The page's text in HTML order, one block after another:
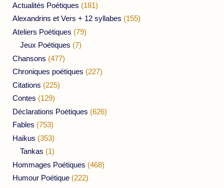
Actualités Poétiques (181)
Alexandrins et Vers + 12 syllabes (155)
Ateliers Poétiques (79)
Jeux Poétiques (7)
Chansons (477)
Chroniques poétiques (227)
Citations (225)
Contes (129)
Déclarations Poétiques (626)
Fables (753)
Haikus (353)
Tankas (1)
Hommages Poétiques (468)
Humour Poétique (222)